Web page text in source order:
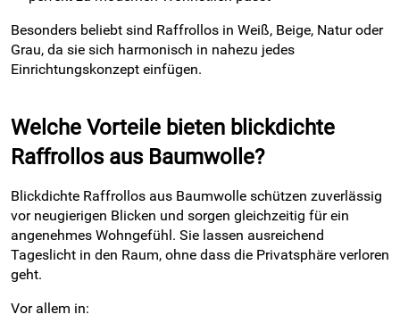
Besonders beliebt sind Raffrollos in Weiß, Beige, Natur oder
Grau, da sie sich harmonisch in nahezu jedes
Einrichtungskonzept einfügen.
Welche Vorteile bieten blickdichte
Raffrollos aus Baumwolle?
Blickdichte Raffrollos aus Baumwolle schützen zuverlässig
vor neugierigen Blicken und sorgen gleichzeitig für ein
angenehmes Wohngefühl. Sie lassen ausreichend
Tageslicht in den Raum, ohne dass die Privatsphäre verloren
geht.
Vor allem in: